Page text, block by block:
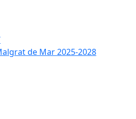
de Mar 2025-2028